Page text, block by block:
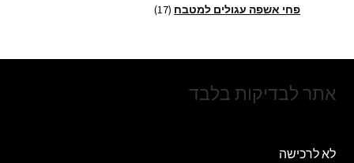
מוצרים
פחי אשפה עגולים למטבח 17
17
אתר לבדיקות בלבד
לא לרכישה